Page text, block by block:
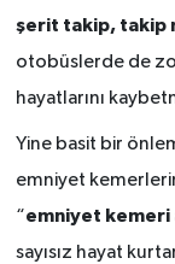
şerit takip, takip
otobüslerde de
hayatlarını
Yine basit bir
emniyet
“emniyet kemeri
sayısız hayat